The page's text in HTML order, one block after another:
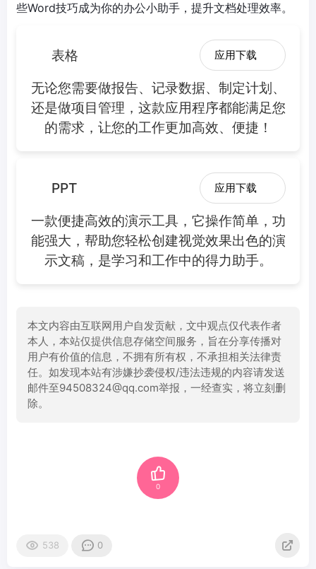
些Word技巧成为你的办公小助手，提升文档处理效率。
表格 应用下载
无论您需要做报告、记录数据、制定计划、
还是做项目管理，这款应用程序都能满足您
的需求，让您的工作更加高效、便捷！
PPT 应用下载
一款便捷高效的演示工具，它操作简单，功
能强大，帮助您轻松创建视觉效果出色的演
示文稿，是学习和工作中的得力助手。
本文内容由互联网用户自发贡献，文中观点仅代表作者
本人，本站仅提供信息存储空间服务，旨在分享传播对
用户有价值的信息，不拥有所有权，不承担相关法律责
任。如发现本站有涉嫌抄袭侵权/违法违规的内容请发送
邮件至94508324@qq.com举报，一经查实，将立刻删
除。
0
538 0